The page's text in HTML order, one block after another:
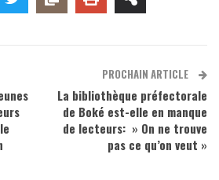
PROCHAIN ARTICLE
La bibliothèque préfectorale
de Boké est-elle en manque
de lecteurs: » On ne trouve
pas ce qu’on veut »